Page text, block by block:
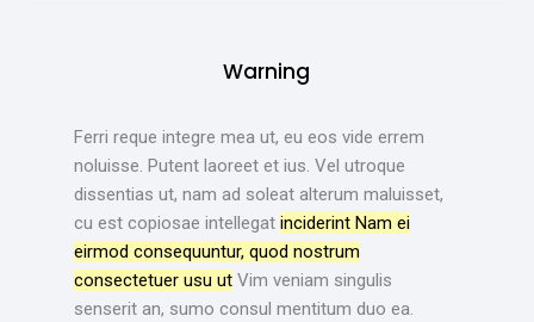
Warning
Ferri reque integre mea ut, eu eos vide errem
noluisse. Putent laoreet et ius. Vel utroque
dissentias ut, nam ad soleat alterum maluisset,
cu est copiosae intellegatinciderint Nam ei
eirmod consequuntur, quod nostrum
consectetuer usu ut Vim veniam singulis
senserit an, sumo consul mentitum duo ea.